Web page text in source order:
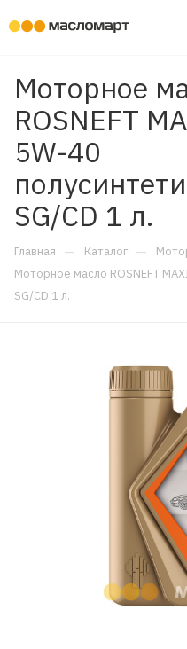
Моторное
ROSNEFT
5W-40
SG/CD 1 л.
Главная — Каталог —
Моторное масло ROSNEFT
SG/CD 1 л.